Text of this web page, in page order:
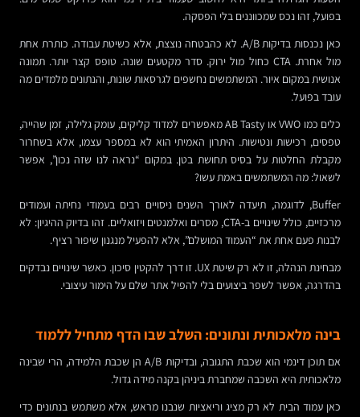
בפועל, זהו נכס שמכווננים בלי הפסקה.
כאן נכנסות בדיקות A/B. לא כהבטחה נוצצת, אלא כשיטת עבודה. כותרת אחת
מול אחרת. CTA כחול מול ירוק. סדר מקטעים שונה. טופס קצר יותר. תמונה
אנושית במקום איור. המשתמשים נחשפים לגרסאות שונות, והנתונים מלמדים מה
עובד בפועל.
כלים כמו VWO או AB Tasty מאפשרים למדוד קליקים, עומק גלילה, זמן שהייה,
טפסים, רכישות ונטישות. היתרון האמיתי הוא לא במספר עצמו, אלא בשחרור
מקבלת החלטות על בסיס תחושת בטן. במקום “נראה לנו שזה נכון”, אפשר
לשאול: מה המשתמשים באמת עשו?
Buffer, לדוגמה, תיעדה לאורך השנים ניסויים רבים בעמודי נחיתה ועמודים
מרכזיים, כולל שינויים ב-CTA, מסרים ואלמנטים ויזואליים. זהו בדיוק ההיגיון: לא
לבנות פעם אחת את “העמוד המושלם”, אלא להפעיל מנגנון שיפור רציף.
מבחינת הנהלה, זו לא רק שיטת UX. זו דרך להקטין סיכון. כאשר שינויים נבדקים
בהדרגה, אפשר לשפר ביצועים בלי להפיל אתר שלם על הימור עיצובי.
בינה מלאכותית ונתונים: השלב שבו הדף מתחיל ללמוד
אם תוכן דינמי הוא שכבת התגובה, ובדיקות A/B הן שכבת הלמידה, הרי שבינה
מלאכותית היא השכבה שמחברת ביניהן בקנה מידה גדול.
כאן עמוד הבית לא רק מציג וריאציות שנבנו מראש, אלא משתמש בנתונים כדי